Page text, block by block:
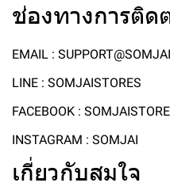
ช่องทางการติด
EMAIL :
LINE : SOMJAISTORES
FACEBOOK : SOMJAISTORE
INSTAGRAM : SOMJAI
เกี่ยวกับสมใจ